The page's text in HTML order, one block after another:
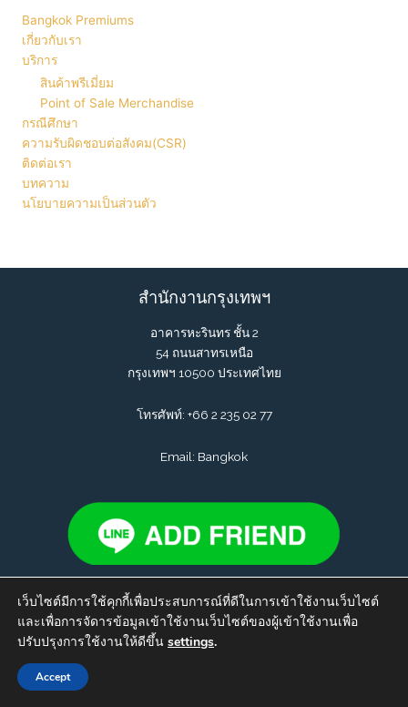
Bangkok Premiums
เกี่ยวกับเรา
บริการ
สินค้าพรีเมี่ยม
Point of Sale Merchandise
กรณีศึกษา
ความรับผิดชอบต่อสังคม(CSR)
ติดต่อเรา
บทความ
นโยบายความเป็นส่วนตัว
สำนักงานกรุงเทพฯ
อาคารหะรินทร ชั้น 2
54 ถนนสาทรเหนือ
กรุงเทพฯ 10500 ประเทศไทย
โทรศัพท์: +66 2 235 02 77
Email: Bangkok
สำนักงานกรุงเทพฯ
อาคารหะรินทร ชั้น 2
เว็บไซต์มีการใช้คุกกี้เพื่อประสบการณ์ที่ดีในการเข้าใช้งานเว็บไซต์
และเพื่อการจัดารข้อมูลเข้าใช้งานเว็บไซต์ของผู้เข้าใช้งานเพื่อ
ปรับปรุงการใช้งานให้ดีขึ้น settings.
Accept